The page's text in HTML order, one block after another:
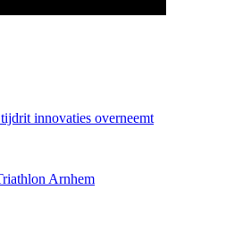
innovaties overneemt
Arnhem